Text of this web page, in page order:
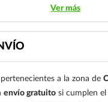
014854655008143954
de pago el cliente deberá
de pago a al siguiente
921 261 8491
Ver más
pertenecientes a la zona de
envío gratuito si cumplen